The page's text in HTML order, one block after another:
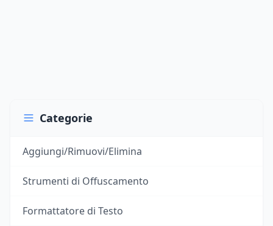
Categorie
Aggiungi/Rimuovi/Elimina
Strumenti di Offuscamento
Formattatore di Testo